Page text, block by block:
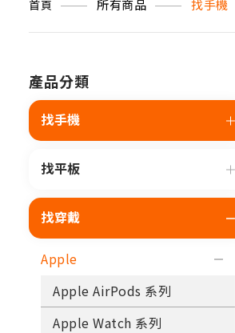
首頁 所有商品 找手機
產品分類
找手機
找平板
找穿戴
Apple
Apple AirPods 系列
Apple Watch 系列